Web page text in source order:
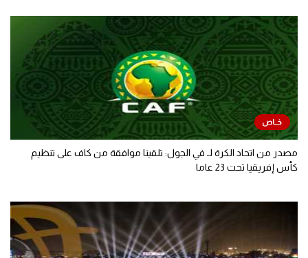
مصدر من اتحاد الكرة لـ في الجول: تلقينا موافقة من كاف على تنظيم
كأس إفريقيا تحت 23 عاما